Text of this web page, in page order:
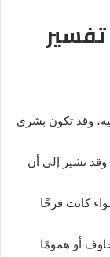
تفسير
وقد تكون بشرى
وقد تشير إلى أن
كانت فرحًا
أو همومًا